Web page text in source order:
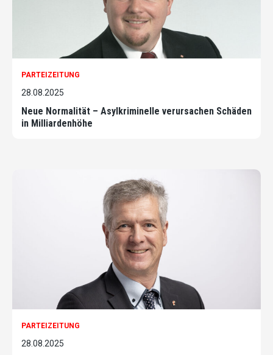
PARTEIZEITUNG
28.08.2025
Neue Normalität – Asylkriminelle verursachen Schäden
in Milliardenhöhe
PARTEIZEITUNG
28.08.2025